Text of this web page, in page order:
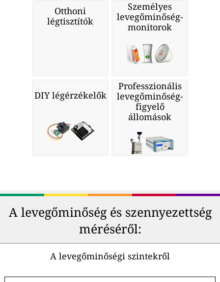
Otthoni
légtisztítók
Személyes
levegőminőség-
monitorok
DIY légérzékelők
Professzionális
levegőminőség-
figyelő
állomások
A levegőminőség és szennyezettség
méréséről:
A levegőminőségi szintekről